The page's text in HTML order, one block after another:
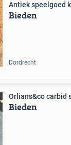
Antiek speelgoed
Bieden
Dordrecht
Orlians&co carbid
Bieden